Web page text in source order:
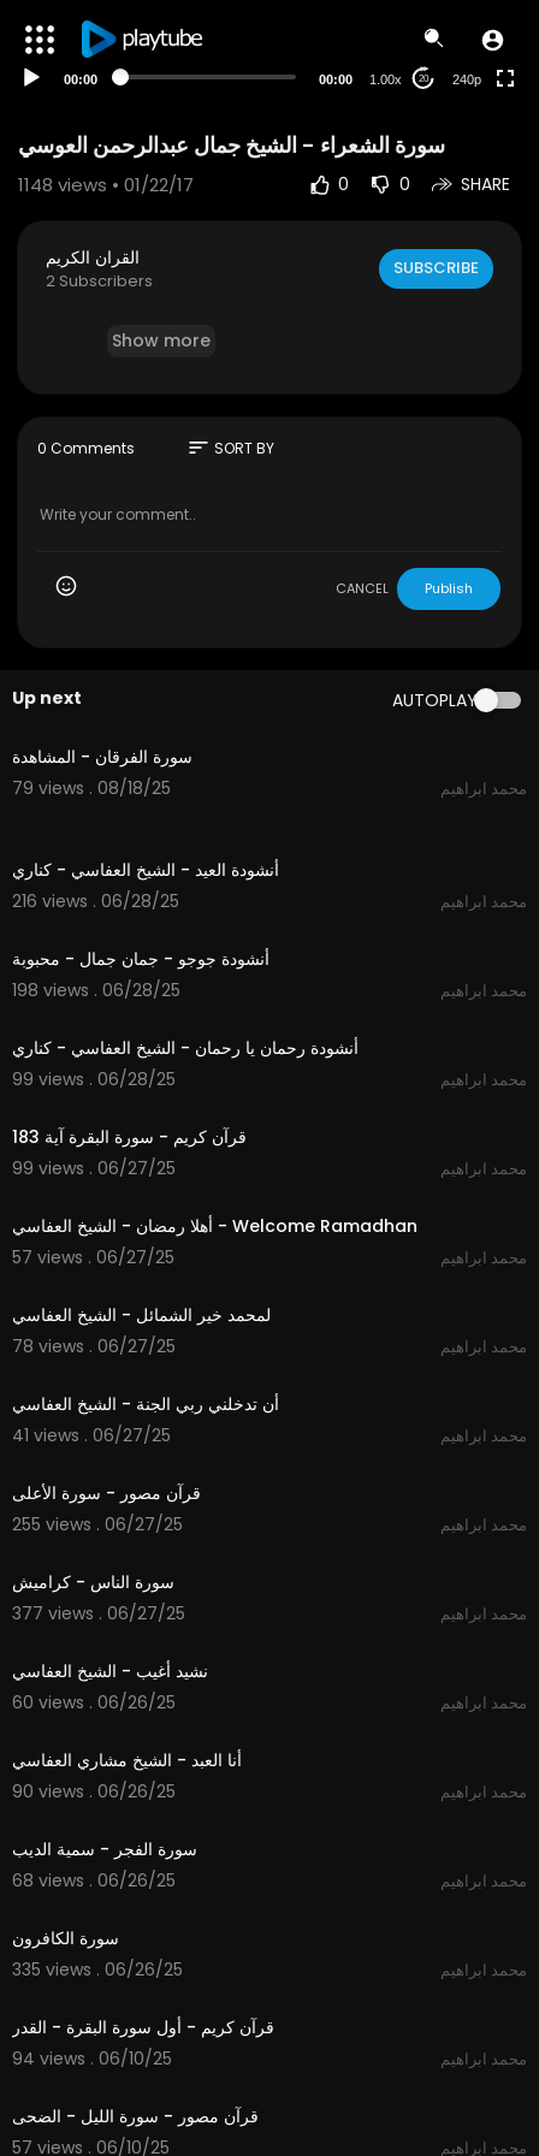
00:00 00:00 1.00x 20 240p
1148 views • 01/22/17 0 0 SHARE
القران الكريم
2 Subscribers
SUBSCRIBE
Show more
0 Comments sort SORT BY
CANCEL Publish
Up next AUTOPLAY
2:18
سورة الفرقان - المشاهدة
79 views . 08/18/25
محمد ابراهيم
أنشودة العيد - الشيخ العفاسي - كناري
216 views . 06/28/25
محمد ابراهيم
أنشودة جوجو - جمان جمال - محبوبة
198 views . 06/28/25
محمد ابراهيم
أنشودة رحمان يا رحمان - الشيخ العفاسي - كناري
99 views . 06/28/25
محمد ابراهيم
قرآن كريم - سورة البقرة آية 183
99 views . 06/27/25
محمد ابراهيم
أهلا رمضان - الشيخ العفاسي - Welcome Ramadhan
57 views . 06/27/25
محمد ابراهيم
لمحمد خير الشمائل - الشيخ العفاسي
78 views . 06/27/25
محمد ابراهيم
أن تدخلني ربي الجنة - الشيخ العفاسي
41 views . 06/27/25
محمد ابراهيم
قرآن مصور - سورة الأعلى
255 views . 06/27/25
محمد ابراهيم
سورة الناس - كراميش
377 views . 06/27/25
محمد ابراهيم
نشيد أغيب - الشيخ العفاسي
60 views . 06/26/25
محمد ابراهيم
أنا العبد - الشيخ مشاري العفاسي
90 views . 06/26/25
محمد ابراهيم
سورة الفجر - سمية الديب
68 views . 06/26/25
محمد ابراهيم
سورة الكافرون
335 views . 06/26/25
محمد ابراهيم
قرآن كريم - أول سورة البقرة - القدر
94 views . 06/10/25
محمد ابراهيم
قرآن مصور - سورة الليل - الضحى
57 views . 06/10/25
محمد ابراهيم